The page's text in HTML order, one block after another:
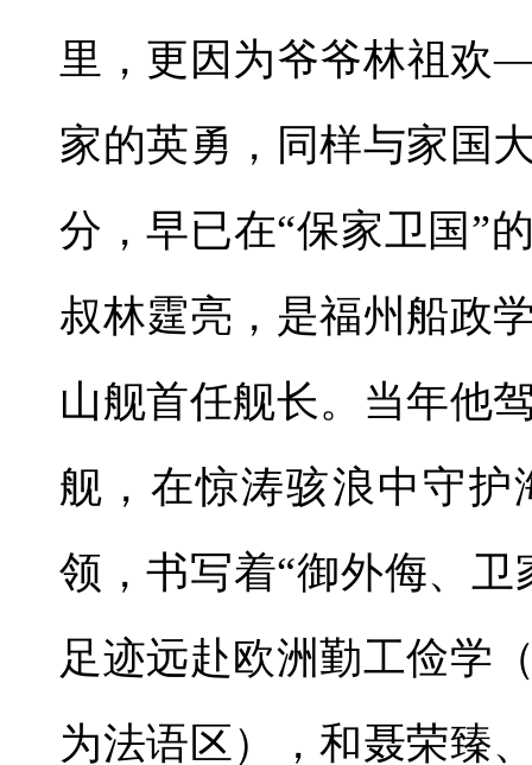
里，更因为爷爷林祖
家的英勇，同样与家国
分，早已在“保家卫国”
叔林霆亮，是福州船政
山舰首任舰长。当年他
舰，在惊涛骇浪中守
领，书写着“御外侮、
足迹远赴欧洲勤工俭学
为法语区），和聂荣臻